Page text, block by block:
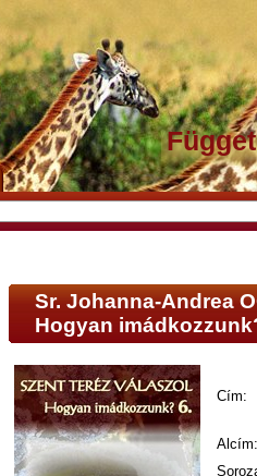
Sr. Johanna-Andrea
Hogyan
Cím:
Alcím: